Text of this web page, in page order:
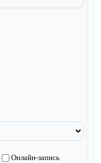
Онлайн-запись